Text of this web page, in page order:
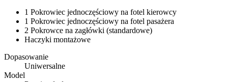
1 Pokrowiec jednoczęściowy na fotel kierowcy
1 Pokrowiec jednoczęściowy na fotel pasażera
2 Pokrowce na zagłówki (standardowe)
Haczyki montażowe
Dopasowanie
Uniwersalne
Model